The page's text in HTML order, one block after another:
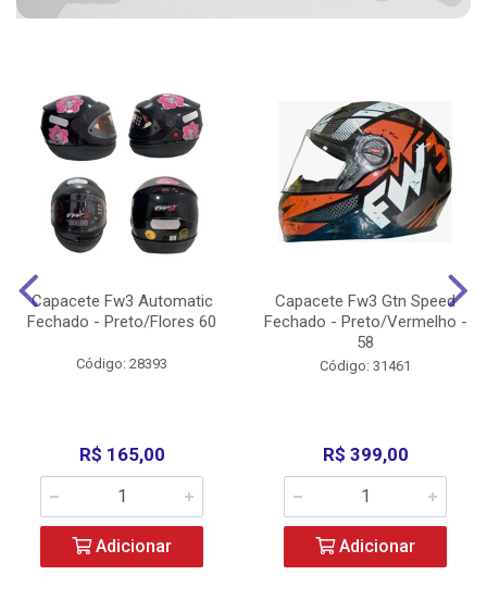
Capacete Fw3 Automatic
Fechado - Preto/Flores 60
Código: 28393
R$ 165,00
Adicionar
Capacete Fw3 Gtn Speed
Fechado - Preto/Vermelho -
58
Código: 31461
R$ 399,00
Adicionar